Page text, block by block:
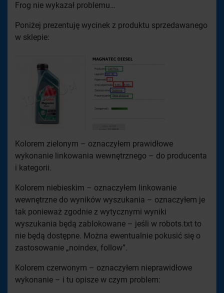
Frog nie wykazał problemu…
Poniżej prezentuję wycinek z produktu sprzedawanego
w sklepie:
Kolorem zielonym – oznaczyłem prawidłowe
wykonanie linkowania wewnętrznego – do producenta
i kategorii.
Kolorem niebieskim – oznaczyłem linkowanie
wewnętrzne do wyników wyszukania – oznaczyłem je
tak ponieważ zgodnie z wytycznymi wyniki
wyszukania będą zablokowane – jeśli w robots.txt to
nie będą dostępne. Można ewentualnie pokusić się o
zastosowanie „noindex, follow”.
Kolorem czerwonym – oznaczyłem nieprawidłowe
wykonanie – i tu opisze w czym problem: